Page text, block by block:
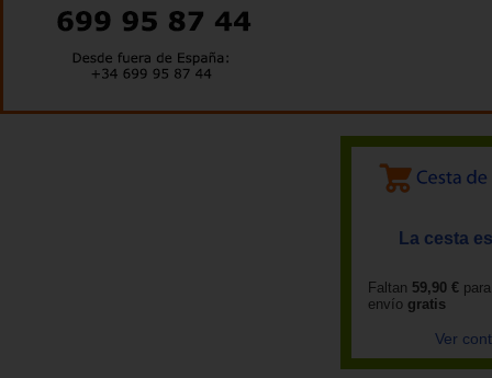
La cesta
Faltan 59,90 €
envío gratis
Ver